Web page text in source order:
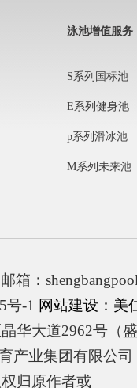
泳池增值服务
S系列国标池
E系列健身池
p系列滑冰池
M系列未来池
：
号-1 网站建设：美
华大道2962号（
产业集团有限公
归原作者或